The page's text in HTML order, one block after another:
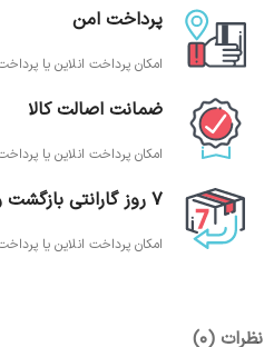
پرداخت امن
امکان پرداخت انلاین یا
ضمانت اصالت کالا
امکان پرداخت انلاین یا
7 روز گارانتی بازگشت وجه
امکان پرداخت انلاین یا
نظرات (0)